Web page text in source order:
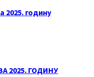
2025. годину
2025. ГОДИНУ